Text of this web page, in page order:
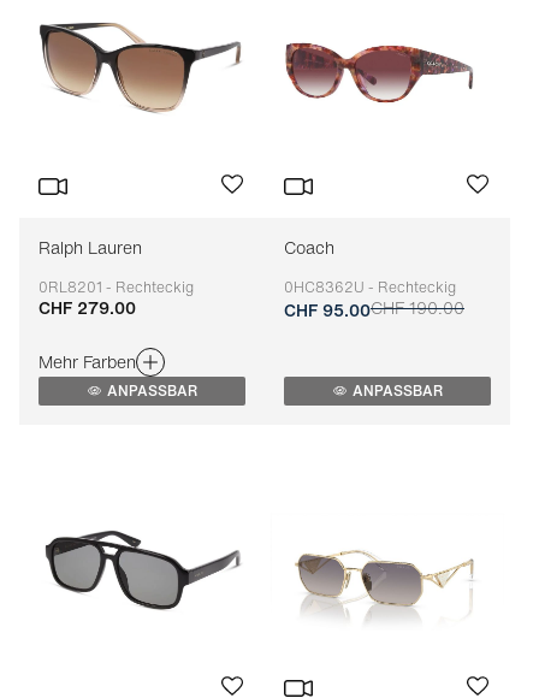
Ralph Lauren
0RL8201 - Rechteckig
Anpassbar
CHF 279.00
Mehr Farben
ANPASSBAR
Coach
0HC8362U - Rechteckig
Anpassbar
CHF 95.00CHF 190.00
ANPASSBAR